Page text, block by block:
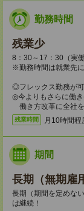
勤務時間
残業少
8：30～17：30（実働
※勤務時間は就業先
◎フレックス勤務が可
◎今よりもさらに働き
働き方改革に全社を
残業時間 月10時間程
期間
長期（無期雇
長期（期間を定めな
は継続！